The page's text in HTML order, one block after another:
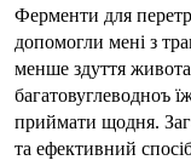
Ферменти для
допомогли мені з
менше здуття
багатовуглеводноъ
приймати щодня.
та ефективний